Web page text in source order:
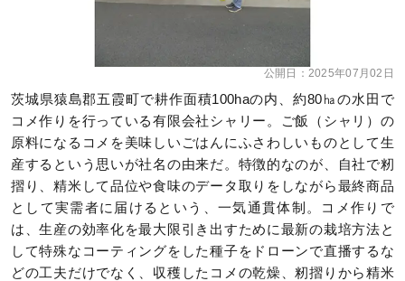
公開日： 2025年07月02日
茨城県猿島郡五霞町で耕作面積100haの内、約80㏊の水田で
コメ作りを行っている有限会社シャリー。ご飯（シャリ）の
原料になるコメを美味しいごはんにふさわしいものとして生
産するという思いが社名の由来だ。特徴的なのが、自社で籾
摺り、精米して品位や食味のデータ取りをしながら最終商品
として実需者に届けるという、一気通貫体制。コメ作りで
は、生産の効率化を最大限引き出すために最新の栽培方法と
して特殊なコーティングをした種子をドローンで直播するな
どの工夫だけでなく、収穫したコメの乾燥、籾摺りから精米